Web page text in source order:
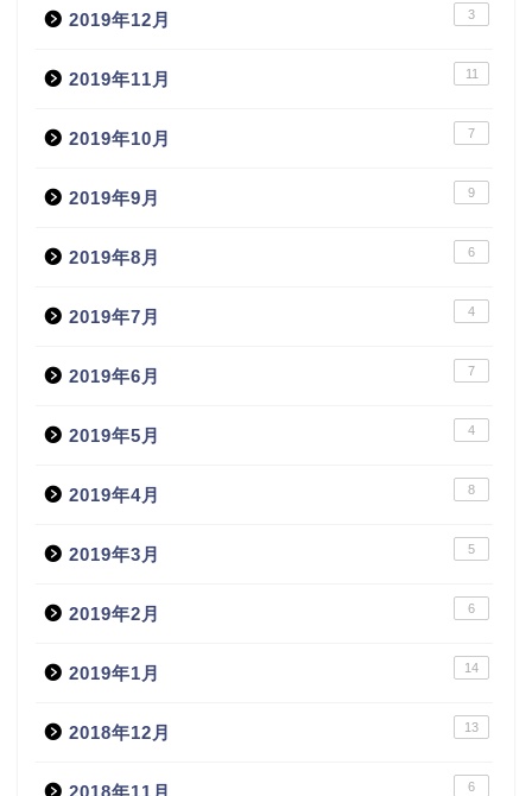
2019年12月 3
2019年11月 11
2019年10月 7
2019年9月 9
2019年8月 6
2019年7月 4
2019年6月 7
2019年5月 4
2019年4月 8
2019年3月 5
2019年2月 6
2019年1月 14
2018年12月 13
6